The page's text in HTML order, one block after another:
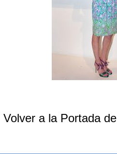
Volver a la Portada de